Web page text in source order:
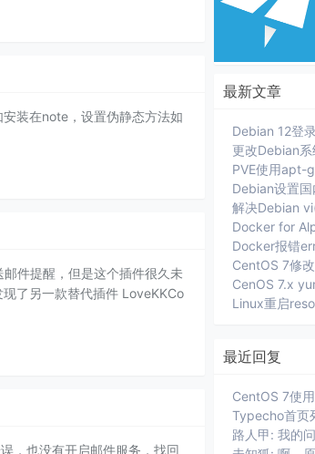
装在note，设置伪静态方法如
件提醒，但是这个插件很久未
了另一款替代插件 LoveKKCo
，也没有开启邮件服务，找回
最新文章
更改Debian
Debian设置
解决Debian
Docker for
CentOS 7修
Linux重启
最近回复
路人甲: 我的